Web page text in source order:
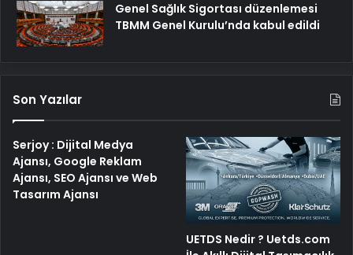
Genel Sağlık Sigortası düzenlemesi
TBMM Genel Kurulu’nda kabul edildi
Son Yazılar
Serjoy : Dijital Medya
Ajansı, Google Reklam
Ajansı, SEO Ajansı ve Web
Tasarım Ajansı
UETDS Nedir ? Uetds.com